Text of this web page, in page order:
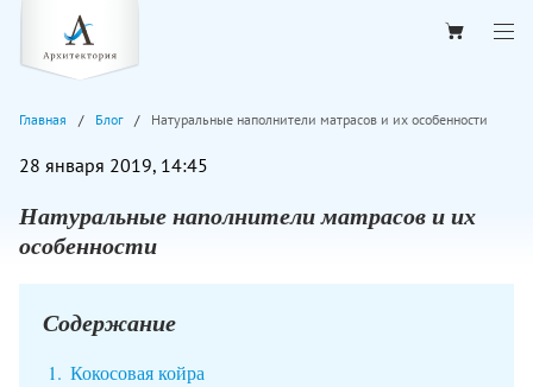
Главная Блог Натуральные наполнители матрасов и их особенности
28 января 2019, 14:45
Натуральные наполнители матрасов и их
особенности
Содержание
Кокосовая койра